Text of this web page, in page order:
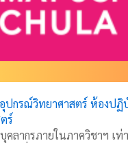
ปกรณ์วิทยาศาสตร์ ห้องปฏิ
ร์
ลากรภายในภาควิชาฯ เ